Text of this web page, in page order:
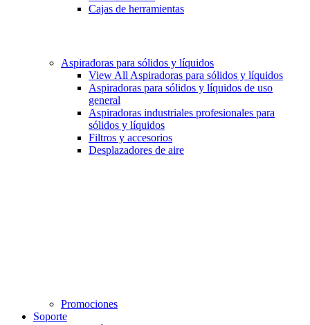
Cajas de herramientas
Aspiradoras para sólidos y líquidos
View All Aspiradoras para sólidos y líquidos
Aspiradoras para sólidos y líquidos de uso
general
Aspiradoras industriales profesionales para
sólidos y líquidos
Filtros y accesorios
Desplazadores de aire
Promociones
Soporte